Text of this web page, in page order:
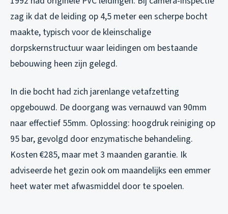
zag ik dat de leiding op 4,5 meter een scherpe bocht
maakte, typisch voor de kleinschalige
dorpskernstructuur waar leidingen om bestaande
bebouwing heen zijn gelegd.
In die bocht had zich jarenlange vetafzetting
opgebouwd. De doorgang was vernauwd van 90mm
naar effectief 55mm. Oplossing: hoogdruk reiniging op
95 bar, gevolgd door enzymatische behandeling.
Kosten €285, maar met 3 maanden garantie. Ik
adviseerde het gezin ook om maandelijks een emmer
heet water met afwasmiddel door te spoelen.